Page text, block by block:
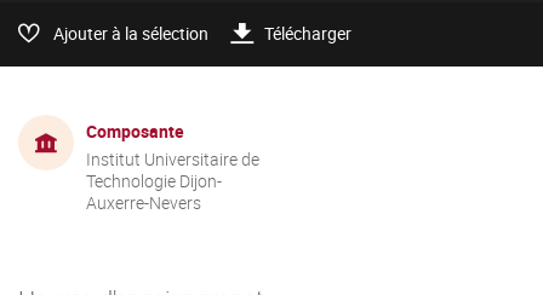
Ajouter à la sélection Télécharger
Composante
Institut Universitaire de
Technologie Dijon-
Auxerre-Nevers